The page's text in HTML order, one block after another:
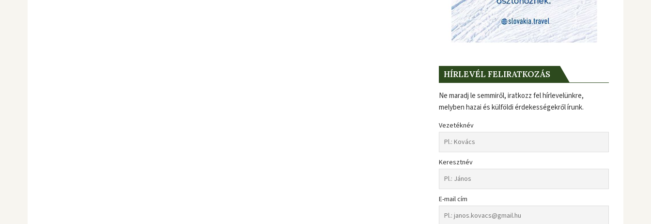
HÍRLEVÉL FELIRATKOZÁS
Ne maradj le semmiről, iratkozz fel hírlevelünkre,
melyben hazai és külföldi érdekességekről írunk.
Vezetéknév
Keresztnév
E-mail cím